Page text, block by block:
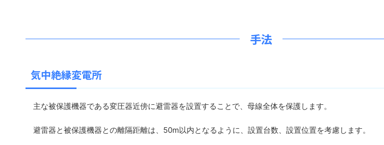
手法
気中絶縁変電所
主な被保護機器である変圧器近傍に避雷器を設置することで、母線全体を保護します。
避雷器と被保護機器との離隔距離は、50m以内となるように、設置台数、設置位置を考慮します。